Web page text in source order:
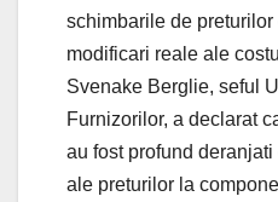
schimbarile de
modificari reale ale
Svenake Berglie, seful
Furnizorilor, a declarat
au fost profund
ale preturilor la